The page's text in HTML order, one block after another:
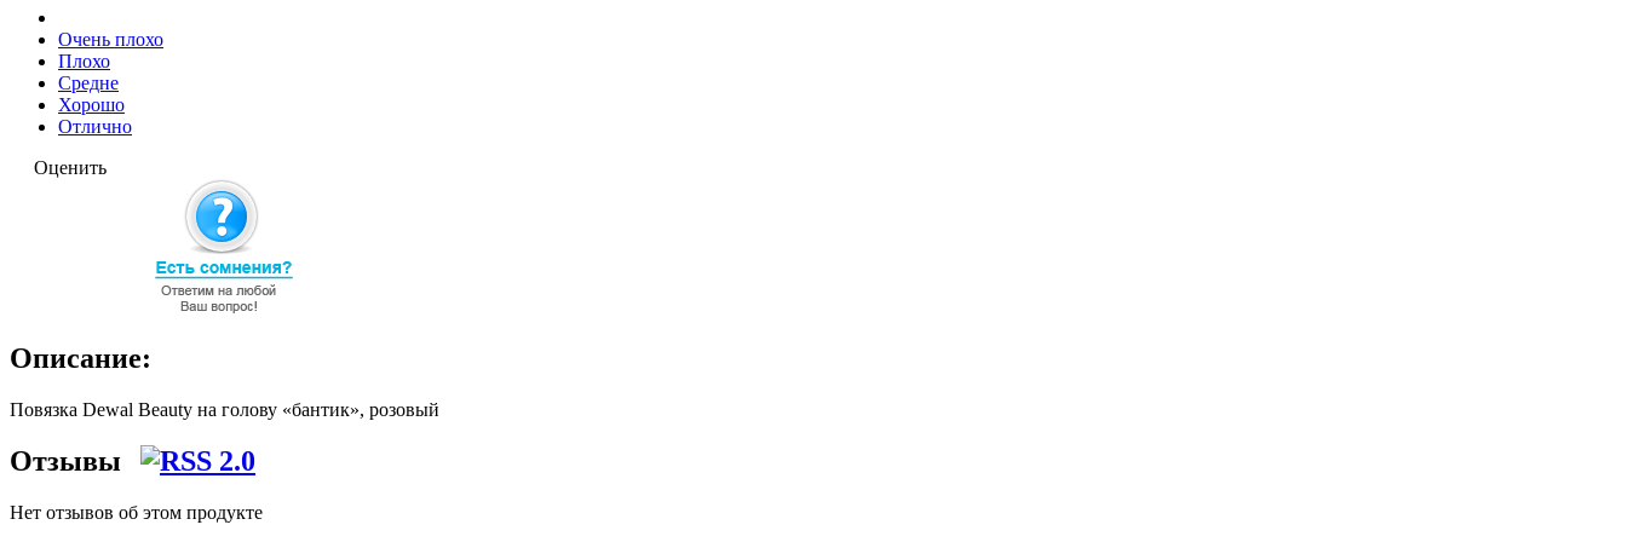
Очень плохо
Плохо
Средне
Хорошо
Отлично
Оценить
Описание:
Повязка Dewal Beauty на голову «бантик», розовый
Отзывы
Нет отзывов об этом продукте